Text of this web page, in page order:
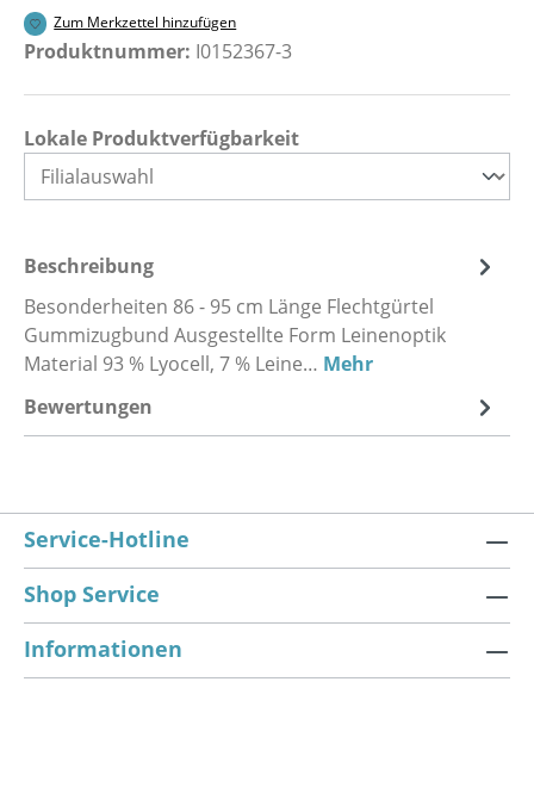
Zum Merkzettel hinzufügen
Produktnummer: I0152367-3
Lokale Produktverfügbarkeit
Beschreibung
Besonderheiten 86 - 95 cm Länge Flechtgürtel
Gummizugbund Ausgestellte Form Leinenoptik
Material 93 % Lyocell, 7 % Leine… Mehr
Bewertungen
Service-Hotline
Shop Service
Informationen